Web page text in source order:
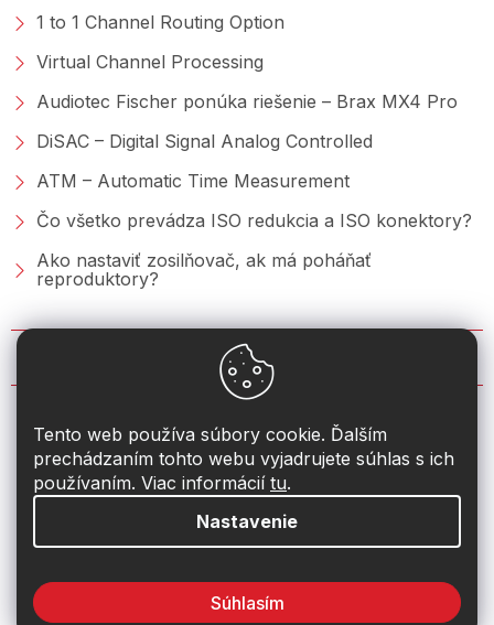
Tento web používa súbory cookie. Ďalším
prechádzaním tohto webu vyjadrujete súhlas s ich
používaním. Viac informácií tu.
Nastavenie
Súhlasím
1 to 1 Channel Routing Option
Virtual Channel Processing
Audiotec Fischer ponúka riešenie – Brax MX4 Pro
DiSAC – Digital Signal Analog Controlled
ATM – Automatic Time Measurement
Čo všetko prevádza ISO redukcia a ISO konektory?
Ako nastaviť zosilňovač, ak má poháňať
reproduktory?
KONTAKT
info@2din.sk
+421 222 205 928
Vytvoril Shoptet